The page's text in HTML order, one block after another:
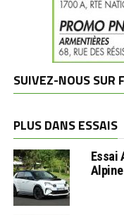
SUIVEZ-NOUS SUR
PLUS DANS ESSAIS
Essai